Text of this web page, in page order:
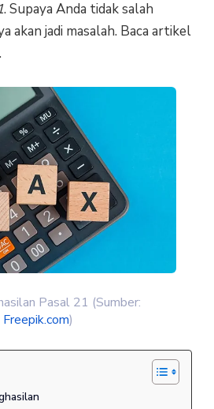
. Supaya Anda tidak salah
akan jadi masalah. Baca artikel
Pasal 21 (Sumber:
Freepik.com)